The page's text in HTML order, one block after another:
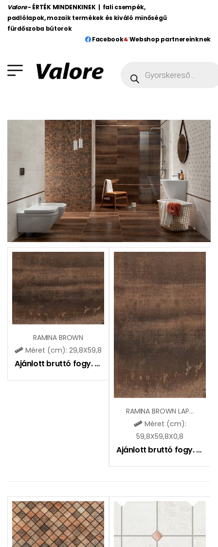
Valore - ÉRTÉK MINDENKINEK | fali csempék,
padlólapok, mozaik termékek és kiváló minőségű
fürdőszoba bútorok
Facebook
Webshop partnereinknek
RAMINA BROWN
Méret (cm): 29,8X59,8
Ajánlott bruttó fogy. ár: 12350
RAMINA BROWN LAPPATO
Méret (cm):
59,8X59,8X0,8
Ajánlott bruttó fogy. ár: